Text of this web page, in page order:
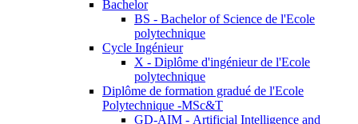
Bachelor
BS - Bachelor of Science de l'Ecole
polytechnique
Cycle Ingénieur
X - Diplôme d'ingénieur de l'Ecole
polytechnique
Diplôme de formation gradué de l'Ecole
Polytechnique -MSc&T
GD-AIM - Artificial Intelligence and